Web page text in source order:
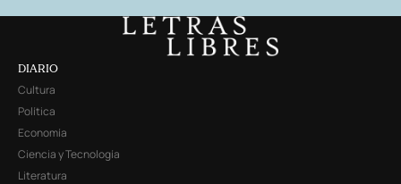
DIARIO
Cultura
Política
Economía
Ciencia y Tecnología
Literatura